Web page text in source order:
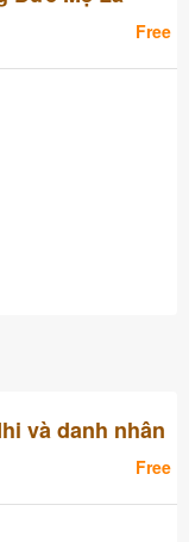
Đức Mẹ La
và danh nhân